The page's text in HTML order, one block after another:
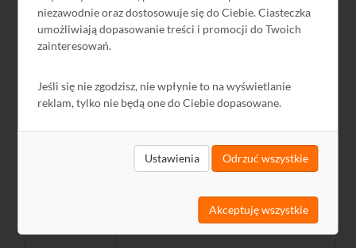
niezawodnie oraz dostosowuje się do Ciebie. Ciasteczka
umożliwiają dopasowanie treści i promocji do Twoich
zainteresowań.
Jeśli się nie zgodzisz, nie wpłynie to na wyświetlanie
reklam, tylko nie będą one do Ciebie dopasowane.
Ustawienia Odrzuć wszystkie
Akceptuję wszystkie
Moc transmisji 17 dBm
Bezpieczeństwo
połączenia
WPA/WPA2; WEP 64/128/152 Bit;
TKIP/AES
Status połączenia
FCC, CE